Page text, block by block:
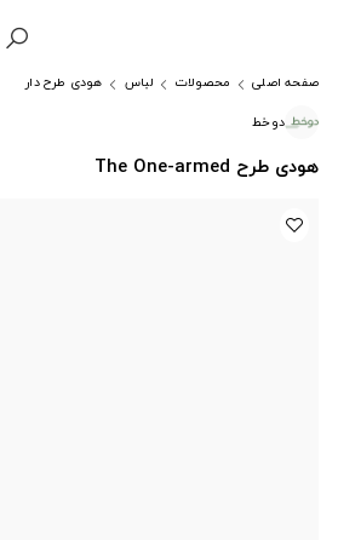
صفحه اصلی محصولات لباس
هودی طرح دار
دوخط
هودی طرح The One-armed